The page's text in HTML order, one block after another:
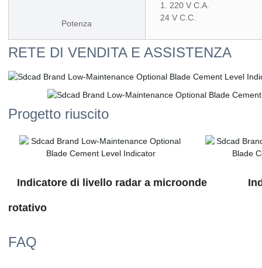
Potenza
1. 220 V C.A.
24 V C.C.
RETE DI VENDITA E ASSISTENZA
Progetto riuscito
Indicatore di livello radar a microonde
rotativo
FAQ